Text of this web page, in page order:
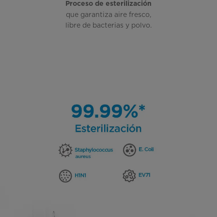
Proceso de esterilización
que garantiza aire fresco,
libre de bacterias y polvo.